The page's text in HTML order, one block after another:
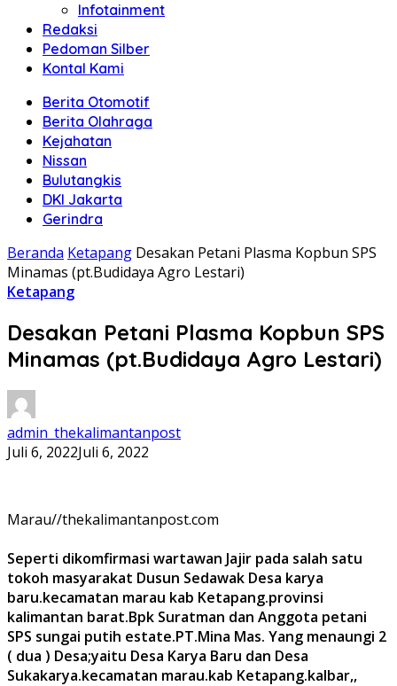
Infotainment
Redaksi
Pedoman Silber
Kontal Kami
Berita Otomotif
Berita Olahraga
Kejahatan
Nissan
Bulutangkis
DKI Jakarta
Gerindra
Beranda Ketapang Desakan Petani Plasma Kopbun SPS
Minamas (pt.Budidaya Agro Lestari)
Ketapang
Desakan Petani Plasma Kopbun SPS
Minamas (pt.Budidaya Agro Lestari)
admin_thekalimantanpost
Juli 6, 2022Juli 6, 2022
Marau//thekalimantanpost.com
Seperti dikomfirmasi wartawan Jajir pada salah satu
tokoh masyarakat Dusun Sedawak Desa karya
baru.kecamatan marau kab Ketapang.provinsi
kalimantan barat.Bpk Suratman dan Anggota petani
SPS sungai putih estate.PT.Mina Mas. Yang menaungi 2
( dua ) Desa;yaitu Desa Karya Baru dan Desa
Sukakarya.kecamatan marau.kab Ketapang.kalbar,,